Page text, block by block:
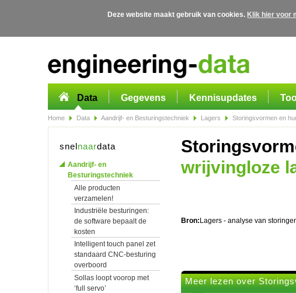
Deze website maakt gebruik van cookies. Klik hier voor
Data Gegevens Kennisupdates
Home Data Aandrijf- en Besturingstechniek Lagers Storingsvormen en
snelnaardata
Aandrijf- en
Besturingstechniek
Alle producten
verzamelen!
Industriële besturingen:
de software bepaalt de
kosten
Intelligent touch panel zet
standaard CNC-besturing
overboord
Sollas loopt voorop met
‘full servo’
wrijvingloze
Bron:Lagers - analyse van
Meer lezen over